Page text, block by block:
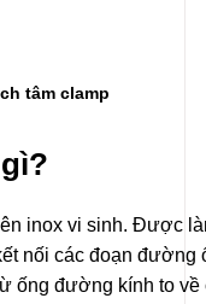
tâm clamp
inox vi sinh. Được
nối các đoạn đường
ống đường kính to